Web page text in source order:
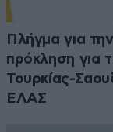
Πλήγμα για
πρόκληση για
Τουρκίας-
ΕΛΑΣ